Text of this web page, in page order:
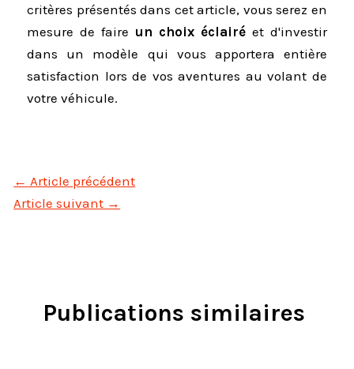
critères présentés dans cet article, vous serez en
mesure de faire un choix éclairéet d'investir
dans un modèle qui vous apportera entière
satisfaction lors de vos aventures au volant de
votre véhicule.
← Article précédent
Article suivant →
Publications similaires